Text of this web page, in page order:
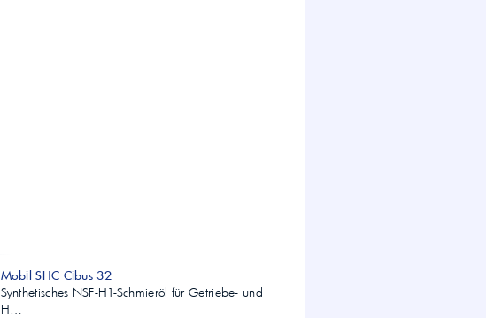
Mobil SHC Cibus 32
Synthetisches NSF-H1-Schmieröl für Getriebe- und
H…